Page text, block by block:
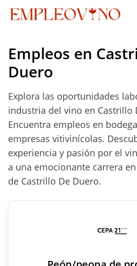
Empleos en
Duero
Explora las oportunidades
industria del vino en Castrillo
Encuentra empleos en
empresas vitivinícolas.
experiencia y pasión por el
a una emocionante carrera
de Castrillo De Duero.